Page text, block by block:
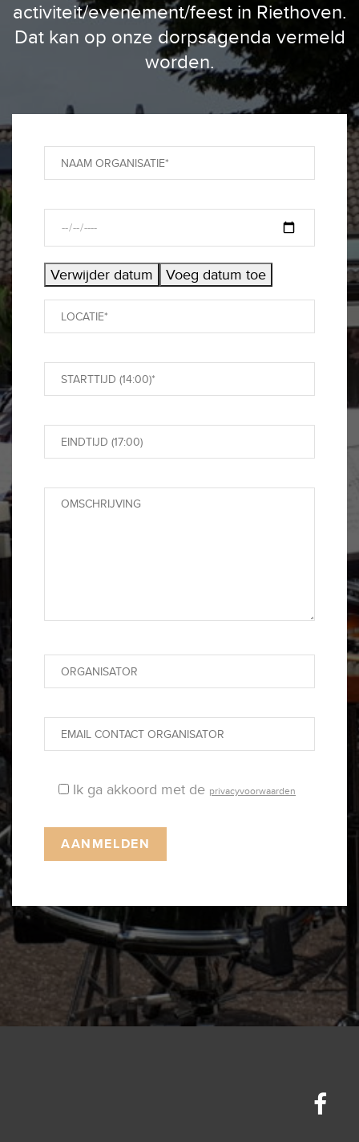
activiteit/evenement/feest in Riethoven.
Dat kan op onze dorpsagenda vermeld
worden.
Verwijder datum Voeg datum toe
Ik ga akkoord met de privacyvoorwaarden